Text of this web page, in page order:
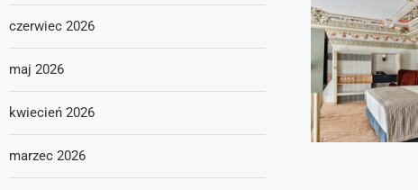
czerwiec 2026
maj 2026
kwiecień 2026
marzec 2026